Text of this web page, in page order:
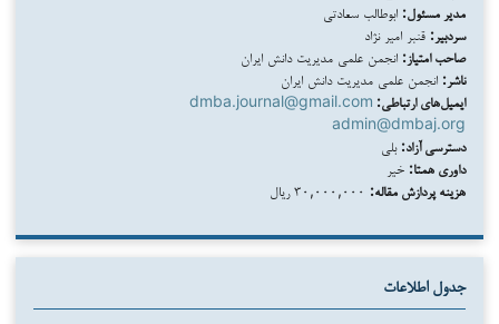
مدیر مسئول: ابوطالب سعادتی
سردبیر: قنبر امیر نژاد
صاحب امتیاز: انجمن علمی مدیریت دانش ایران
ناشر: انجمن علمی مدیریت دانش ایران
ایمیل‌های ارتباطی: dmba.journal@gmail.com
admin@dmbaj.org
دسترسی آزاد: بلی
داوری همتا: خیر
هزینه پردازش مقاله:
جدول اطلاعات